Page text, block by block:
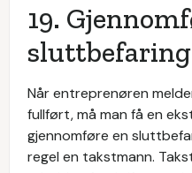
19.
sluttbefaring
Når entreprenøren
fullført, må man få en
gjennomføre en
regel en takstmann.